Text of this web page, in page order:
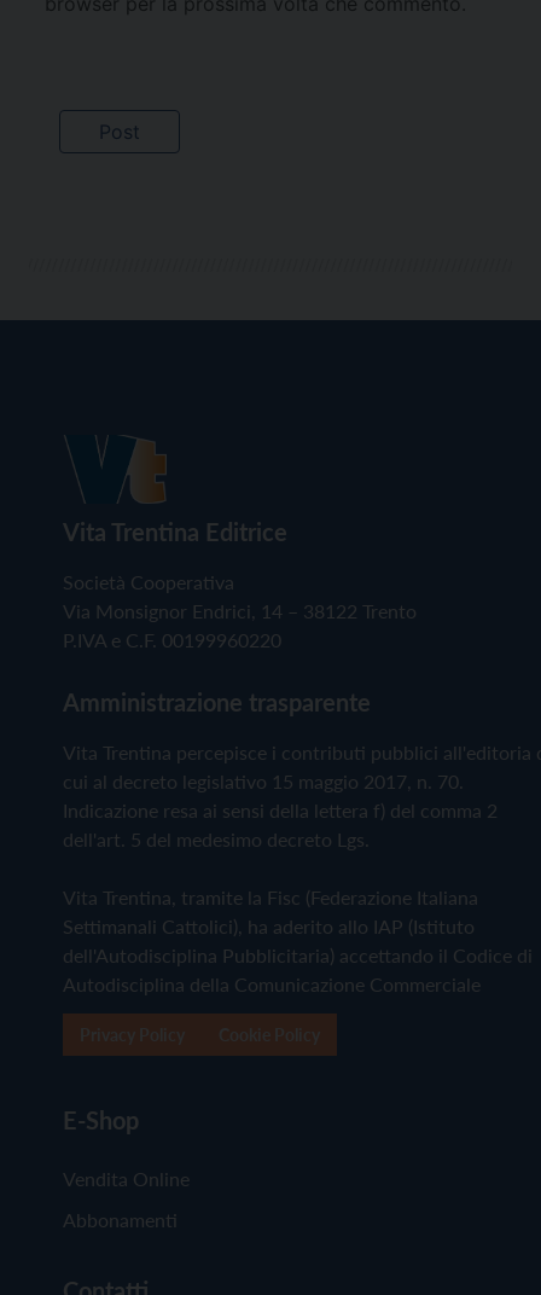
Vita Trentina Editrice
Società Cooperativa
Via Monsignor Endrici, 14 – 38122 Trento
P.IVA e C.F. 00199960220
Amministrazione trasparente
Vita Trentina percepisce i contributi pubblici all'editoria
cui al decreto legislativo 15 maggio 2017, n. 70.
Indicazione resa ai sensi della lettera f) del comma 2
dell'art. 5 del medesimo decreto Lgs.
Vita Trentina, tramite la Fisc (Federazione Italiana
Settimanali Cattolici), ha aderito allo IAP (Istituto
dell'Autodisciplina Pubblicitaria) accettando il Codice di
Autodisciplina della Comunicazione Commerciale
E-Shop
Vendita Online
Abbonamenti